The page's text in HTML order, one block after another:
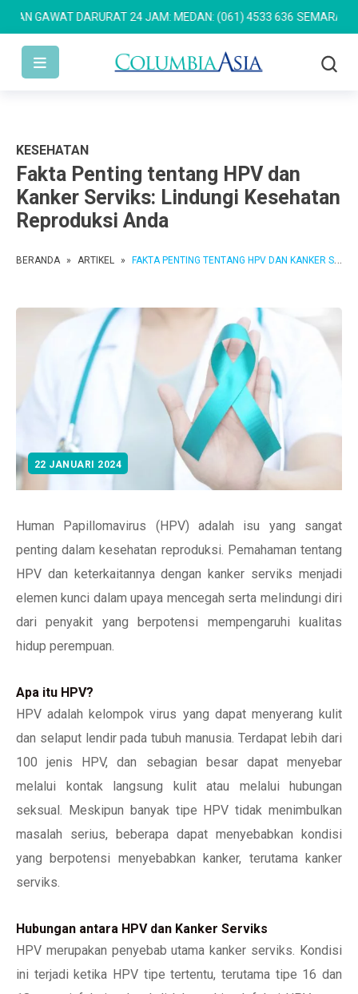
GAWAT DARURAT 24 JAM: MEDAN: (061) 4533 636 SEMARANG:
KESEHATAN
Fakta Penting tentang HPV dan
Kanker Serviks: Lindungi Kesehatan
Reproduksi Anda
BERANDA » ARTIKEL » FAKTA PENTING TENTANG HPV DAN KANKER SERVIKS: LINDUNGI KESEHATAN REPRODUKSI ANDA
22 JANUARI 2024
Human Papillomavirus (HPV) adalah isu yang sangat
penting dalam kesehatan reproduksi. Pemahaman tentang
HPV dan keterkaitannya dengan kanker serviks menjadi
elemen kunci dalam upaya mencegah serta melindungi diri
dari penyakit yang berpotensi mempengaruhi kualitas
hidup perempuan.
Apa itu HPV?
HPV adalah kelompok virus yang dapat menyerang kulit
dan selaput lendir pada tubuh manusia. Terdapat lebih dari
100 jenis HPV, dan sebagian besar dapat menyebar
melalui kontak langsung kulit atau melalui hubungan
seksual. Meskipun banyak tipe HPV tidak menimbulkan
masalah serius, beberapa dapat menyebabkan kondisi
yang berpotensi menyebabkan kanker, terutama kanker
serviks.
Hubungan antara HPV dan Kanker Serviks
HPV merupakan penyebab utama kanker serviks. Kondisi
ini terjadi ketika HPV tipe tertentu, terutama tipe 16 dan